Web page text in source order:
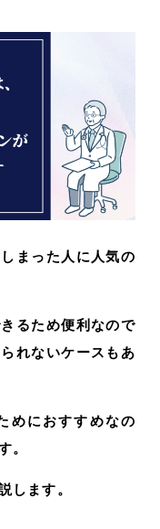
まった人に人気の
るため便利なので
れないケースもあ
めにおすすめなの
。
します。